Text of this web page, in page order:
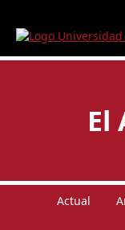
El
Actual